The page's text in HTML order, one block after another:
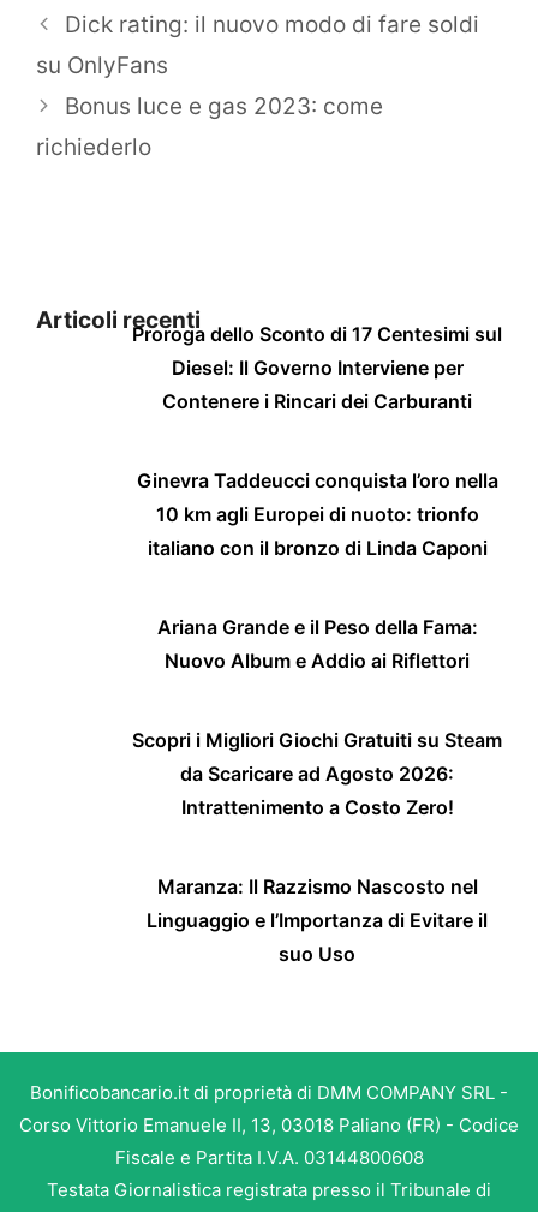
Dick rating: il nuovo modo di fare soldi
su OnlyFans
Bonus luce e gas 2023: come
richiederlo
Articoli recentiProroga dello Sconto di 17 Centesimi sul
Diesel: Il Governo Interviene per
Contenere i Rincari dei Carburanti
Ginevra Taddeucci conquista l’oro nella
10 km agli Europei di nuoto: trionfo
italiano con il bronzo di Linda Caponi
Ariana Grande e il Peso della Fama:
Nuovo Album e Addio ai Riflettori
Scopri i Migliori Giochi Gratuiti su Steam
da Scaricare ad Agosto 2026:
Intrattenimento a Costo Zero!
Maranza: Il Razzismo Nascosto nel
Linguaggio e l’Importanza di Evitare il
suo Uso
Bonificobancario.it di proprietà di DMM COMPANY SRL -
Corso Vittorio Emanuele II, 13, 03018 Paliano (FR) - Codice
Fiscale e Partita I.V.A. 03144800608
Testata Giornalistica registrata presso il Tribunale di